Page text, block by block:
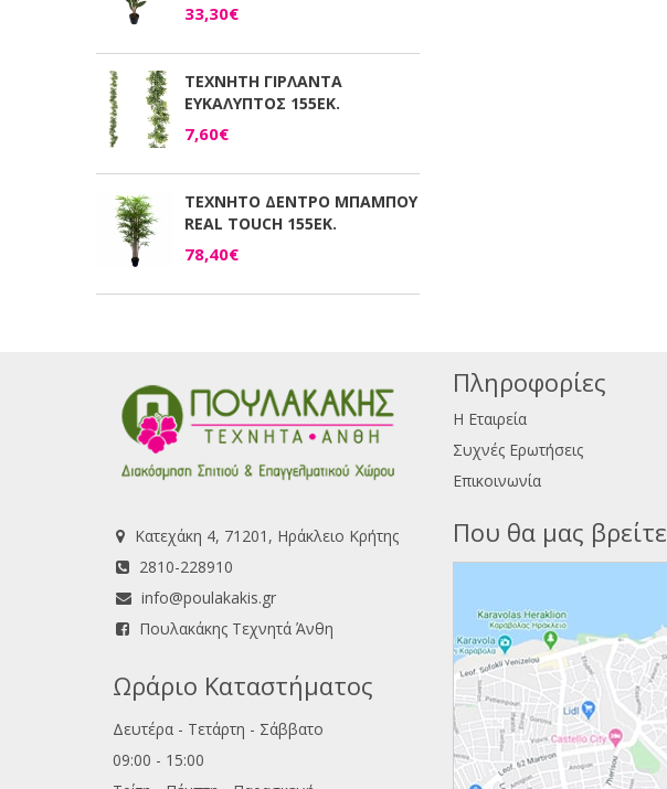
33,30€
ΤΕΧΝΗΤΗ ΓΙΡΛΑΝΤΑ
ΕΥΚΑΛΥΠΤΟΣ 155ΕΚ.
7,60€
ΤΕΧΝΗΤΟ ΔΕΝΤΡΟ ΜΠΑΜΠΟΥ
REAL TOUCH 155ΕΚ.
78,40€
Πληροφορίες
Η Εταιρεία
Συχνές Ερωτήσεις
Επικοινωνία
Κατεχάκη 4, 71201, Ηράκλειο Κρήτης
2810-228910
info@poulakakis.gr
Πουλακάκης Τεχνητά Άνθη
Ωράριο Καταστήματος
Δευτέρα - Τετάρτη - Σάββατο
09:00 - 15:00
Που θα μας βρείτε